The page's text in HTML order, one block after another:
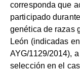
corresponda que
participado
genética de razas
León (indicadas
AYG/1129/2014),
selección en el